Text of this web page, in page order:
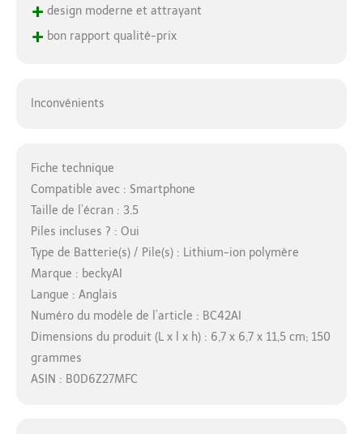
+ design moderne et attrayant
+ bon rapport qualité-prix
Inconvénients
Fiche technique
Compatible avec : Smartphone
Taille de l’écran : 3.5
Piles incluses ? : Oui
Type de Batterie(s) / Pile(s) : Lithium-ion polymère
Marque : beckyAI
Langue : Anglais
Numéro du modèle de l’article : BC42AI
Dimensions du produit (L x l x h) : 6,7 x 6,7 x 11,5 cm; 150
grammes
ASIN : B0D6Z27MFC